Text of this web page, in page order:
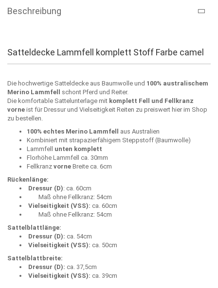
Beschreibung
Satteldecke Lammfell komplett Stoff Farbe camel
Die hochwertige Satteldecke aus Baumwolle und 100% australischem
Merino Lammfell schont Pferd und Reiter.
Die komfortable Sattelunterlage mit komplett Fell und Fellkranz
vorne ist für Dressur und Vielseitigkeit Reiten zu preiswert hier im Shop
zu bestellen.
100% echtes Merino Lammfell aus Australien
Kombiniert mit strapazierfähigem Steppstoff (Baumwolle)
Lammfell unten komplett
Florhöhe Lammfell ca. 30mm
Fellkranz vorne Breite ca. 6cm
Rückenlänge:
Dressur (D): ca. 60cm
Maß ohne Fellkranz: 54cm
Vielseitigkeit (VSS): ca. 60cm
Maß ohne Fellkranz: 54cm
Sattelblattlänge:
Dressur (D): ca. 54cm
Vielseitigkeit (VSS): ca. 50cm
Sattelblattbreite:
Dressur (D): ca. 37,5cm
Vielseitigkeit (VSS): ca. 39cm